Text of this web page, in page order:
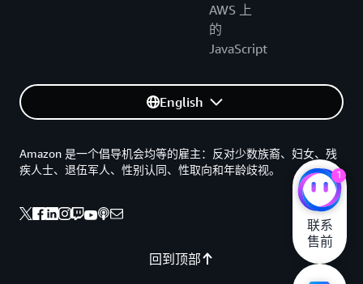
AWS 上
的
JavaScript
English
回到顶部
Amazon 是一个倡导机会均等的雇主：反对少数族裔、妇女、残
疾人士、退伍军人、性别认同、性取向和年龄歧视。
1
联系
售前